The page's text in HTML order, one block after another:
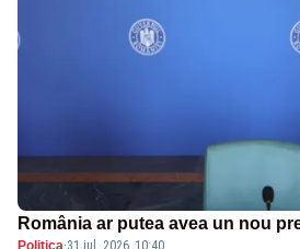
România ar putea avea un nou
Politica·31 iul. 2026, 10:40